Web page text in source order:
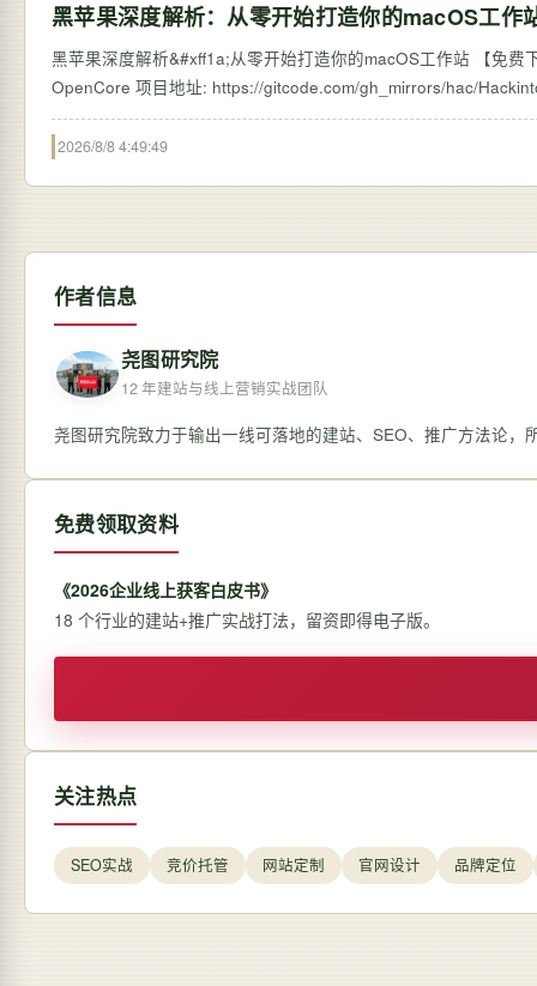
黑苹果深度解析：从零开始打造你的macOS工作
黑苹果深度解析&#xff1a;从零开始打造你的macOS工作站 【免
2026/8/8 4:49:49
作者信息
尧图研究院
12 年建站与线上营销实战团队
尧图研究院致力于输出一线可落地的建站、SEO、推广方法论，
免费领取资料
《2026企业线上获客白皮书》
18 个行业的建站+推广实战打法，留资即得电子版。
关注热点
SEO实战 竞价托管 网站定制 官网设计 品牌定位